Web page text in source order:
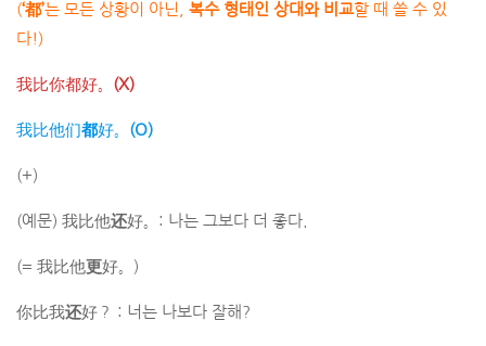
(‘都’는 모든 상황이 아닌, 복수 형태인 상대와 비교할 때 쓸 수 있
다!)
我比你都好。 (X)
我比他们都好。 (O)
(+)
(예문) 我比他还好。: 나는 그보다 더 좋다.
(= 我比他更好。)
你比我还好？ : 너는 나보다 잘해?